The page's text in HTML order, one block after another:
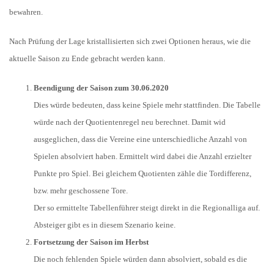
bewahren.
Nach Prüfung der Lage kristallisierten sich zwei Optionen heraus, wie die
aktuelle Saison zu Ende gebracht werden kann.
Beendigung der Saison zum 30.06.2020
Dies würde bedeuten, dass keine Spiele mehr stattfinden. Die Tabelle
würde nach der Quotientenregel neu berechnet. Damit wid
ausgeglichen, dass die Vereine eine unterschiedliche Anzahl von
Spielen absolviert haben. Ermittelt wird dabei die Anzahl erzielter
Punkte pro Spiel. Bei gleichem Quotienten zähle die Tordifferenz,
bzw. mehr geschossene Tore.
Der so ermittelte Tabellenführer steigt direkt in die Regionalliga auf.
Absteiger gibt es in diesem Szenario keine.
Fortsetzung der Saison im Herbst
Die noch fehlenden Spiele würden dann absolviert, sobald es die